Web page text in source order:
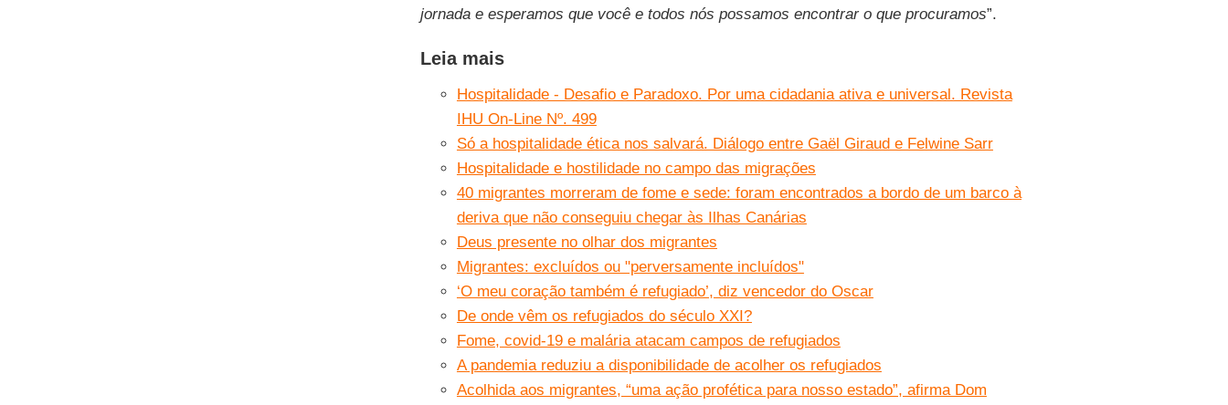
jornada e esperamos que você e todos nós possamos encontrar o que procuramos”.
Leia mais
Hospitalidade - Desafio e Paradoxo. Por uma cidadania ativa e universal. Revista
IHU On-Line Nº. 499
Só a hospitalidade ética nos salvará. Diálogo entre Gaël Giraud e Felwine Sarr
Hospitalidade e hostilidade no campo das migrações
40 migrantes morreram de fome e sede: foram encontrados a bordo de um barco à
deriva que não conseguiu chegar às Ilhas Canárias
Deus presente no olhar dos migrantes
Migrantes: excluídos ou "perversamente incluídos"
‘O meu coração também é refugiado’, diz vencedor do Oscar
De onde vêm os refugiados do século XXI?
Fome, covid-19 e malária atacam campos de refugiados
A pandemia reduziu a disponibilidade de acolher os refugiados
Acolhida aos migrantes, “uma ação profética para nosso estado”, afirma Dom